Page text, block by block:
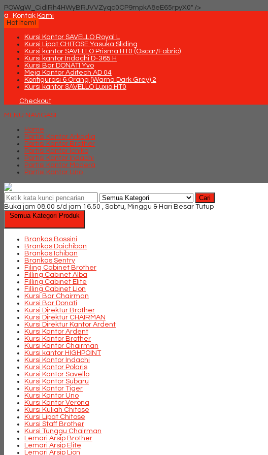
POWgW_CidIRh4HWyBRJVVZyqc0CP9mpkA8eE65rpyX0" />
q
Kontak Kami
Hot Item!
Kursi Kantor SAVELLO Royal L
Kursi Lipat CHITOSE Yasuka Sliding
Kursi kantor SAVELLO Prisma HT0 (Oscar/Fabric)
Kursi kantor Indachi D-365 H
Kursi Bar DONATI Yvo
Meja Kantor Aditech AD 04
Konfigurasi 6 Orang (Warna Dark Grey) 2
Kursi kantor SAVELLO Luxio HT0
Checkout
MENU NAVIGASI
Home
Partisi Kantor Arkadia
Partisi Kantor Brother
Partisi Kantor Ichiko
Partisi Kantor Indachi
Partisi Kantor Modera
Partisi Kantor Uno
Cari
Buka jam 08.00 s/d jam 16.50 , Sabtu, Minggu & Hari Besar Tutup
Semua Kategori Produk
Brankas Bossini
Brankas Daichiban
Brankas Ichiban
Brankas Sentry
Filing Cabinet Brother
Filling Cabinet Alba
Filling Cabinet Elite
Filling Cabinet Lion
Kursi Bar Chairman
Kursi Bar Donati
Kursi Direktur Brother
Kursi Direktur CHAIRMAN
Kursi Direktur Kantor Ardent
Kursi Kantor Ardent
Kursi Kantor Brother
Kursi Kantor Chairman
Kursi kantor HIGHPOINT
Kursi Kantor Indachi
Kursi Kantor Polaris
Kursi Kantor Savello
Kursi Kantor Subaru
Kursi Kantor Tiger
Kursi Kantor Uno
Kursi Kantor Verona
Kursi Kuliah Chitose
Kursi Lipat Chitose
Kursi Staff Brother
Kursi Tunggu Chairman
Lemari Arsip Brother
Lemari Arsip Elite
Lemari Arsip Lion